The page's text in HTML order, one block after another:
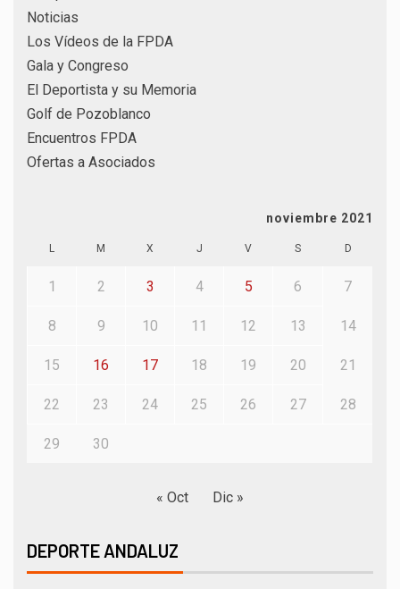
Noticias
Los Vídeos de la FPDA
Gala y Congreso
El Deportista y su Memoria
Golf de Pozoblanco
Encuentros FPDA
Ofertas a Asociados
noviembre 2021
L M X J V S D
1 2 3 4 5 6 7
8 9 10 11 12 13 14
15 16 17 18 19 20 21
22 23 24 25 26 27 28
29 30
« Oct Dic »
DEPORTE ANDALUZ